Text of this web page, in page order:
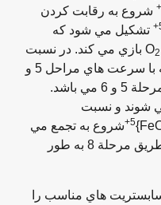
شروع به رقابت کردن
تشکيل مي شود که
2
بازي مي کند. در نسبت
پايين، سرعت مرحلة 4 در مقايسه با سرعت هاي مراحل 5 و
6 ناچيز مي شود، پس رقابت بين مرحلة 5 و 6 مي باشد.
شوند و نسبت
5+ شروع به تجمع مي
کند که تجزية خود به خودي آن از طريق مرحلة 8 به طور
هاي مناسب را